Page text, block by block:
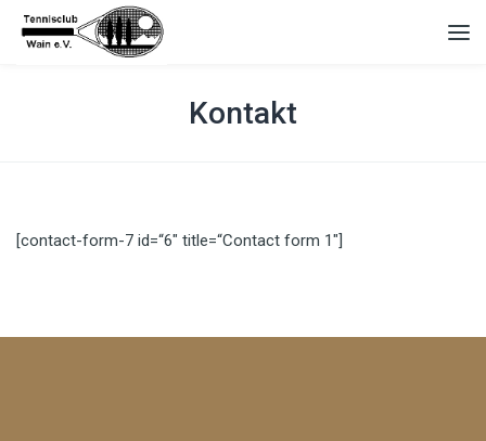
Kontakt
[contact-form-7 id=“6″ title=“Contact form 1″]